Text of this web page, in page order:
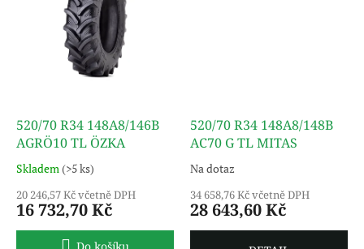
520/70 R34 148A8/146B
AGRÖ10 TL ÖZKA
Skladem(>5 ks)
20 246,57 Kč včetně DPH
16 732,70 Kč
520/70 R34 148A8/148B
AC70 G TL MITAS
Na dotaz
34 658,76 Kč včetně DPH
28 643,60 Kč